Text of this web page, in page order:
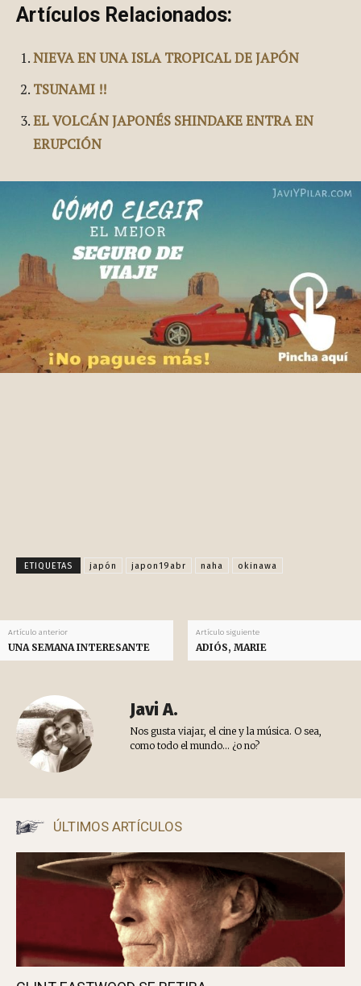
Artículos Relacionados:
NIEVA EN UNA ISLA TROPICAL DE JAPÓN
TSUNAMI !!
EL VOLCÁN JAPONÉS SHINDAKE ENTRA EN
ERUPCIÓN
ETIQUETAS japón japon19abr naha okinawa
Artículo anterior
UNA SEMANA INTERESANTE
Artículo siguiente
ADIÓS, MARIE
Javi A.
Nos gusta viajar, el cine y la música. O sea,
como todo el mundo... ¿o no?
ÚLTIMOS ARTÍCULOS